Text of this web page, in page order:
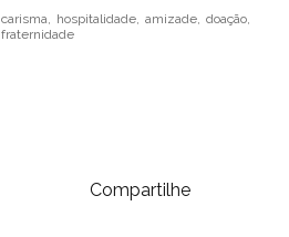
carisma, hospitalidade, amizade,
doação,
fraternidade
Compartilhe